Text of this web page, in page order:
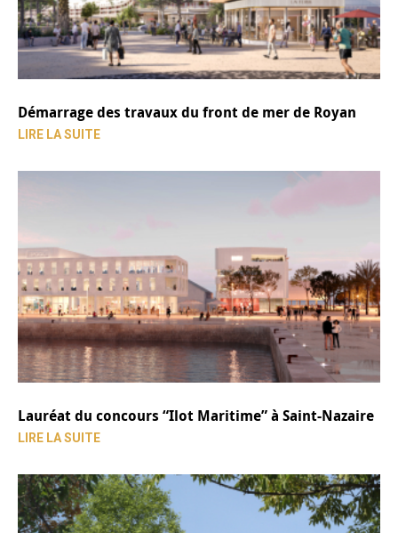
Démarrage des travaux du front de mer de Royan
LIRE LA SUITE
Lauréat du concours “Ilot Maritime” à Saint-Nazaire
LIRE LA SUITE